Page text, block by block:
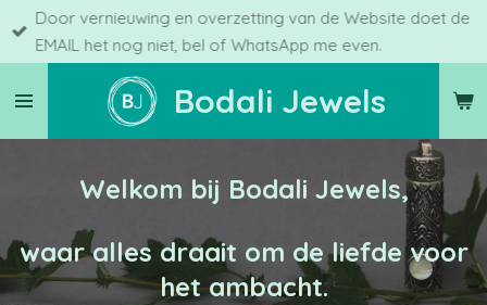
Ga
direct
de
Bodali Jewels
Door vernieuwing en overzetting van de Website doet de
EMAIL het nog niet, bel of WhatsApp me even.
Welkom bij Bodali Jewels,
waar alles draait om de liefde voor
het ambacht.